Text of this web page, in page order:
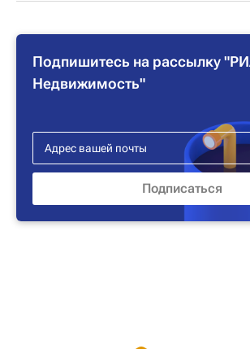
Подпишитесь на рассылку
Недвижимость"